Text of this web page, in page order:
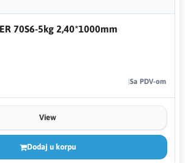
70S6-5kg 2,40*1000mm
Sa PDV-om
View
Dodaj u korpu